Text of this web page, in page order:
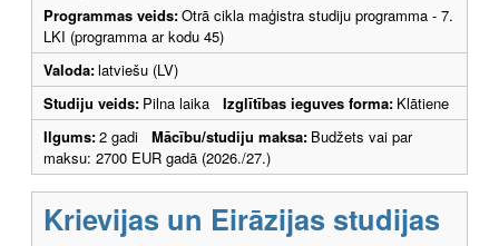
Programmas veids:Otrā cikla maģistra studiju programma - 7.
LKI (programma ar kodu 45)
Valoda:latviešu (LV)
Studiju veids: Pilna laika Izglītības ieguves forma: Klātiene
Ilgums:2 gadi Mācību/studiju maksa: Budžets vai par
maksu: 2700 EUR gadā (2026./27.)
Krievijas un Eirāzijas studijas